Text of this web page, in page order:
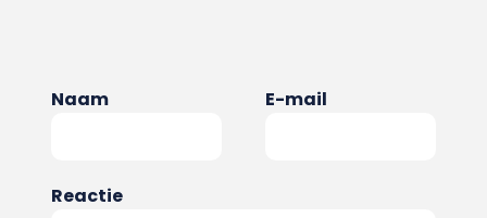
Naam E-mail
Reactie